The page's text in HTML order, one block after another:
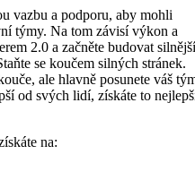
vazbu a podporu, aby mohli
týmy. Na tom závisí výkon a
2.0 a začněte budovat
se koučem silných stránek.
ale hlavně posunete váš
od svých lidí, získáte to
na: